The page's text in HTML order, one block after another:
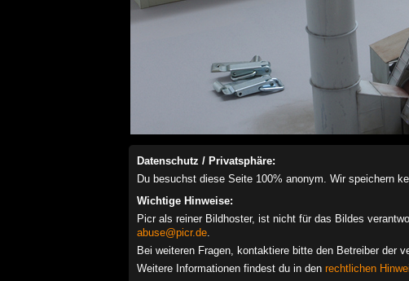
Datenschutz / Privatsphäre:
Du besuchst diese Seite 100% anonym. Wir speichern
Wichtige Hinweise:
Picr als reiner Bildhoster, ist nicht für das Bildes
abuse@picr.de.
Bei weiteren Fragen, kontaktiere bitte den Betreiber der
Weitere Informationen findest du in den rechtlichen